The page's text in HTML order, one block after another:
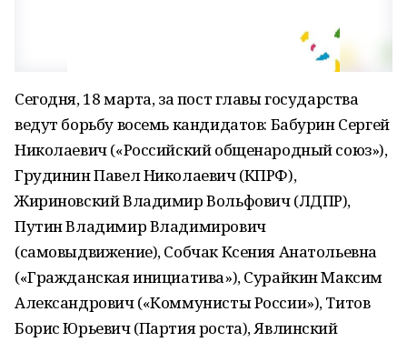
Сегодня, 18 марта, за пост главы государства
ведут борьбу восемь кандидатов: Бабурин Сергей
Николаевич («Российский общенародный союз»),
Грудинин Павел Николаевич (КПРФ),
Жириновский Владимир Вольфович (ЛДПР),
Путин Владимир Владимирович
(самовыдвижение), Собчак Ксения Анатольевна
(«Гражданская инициатива»), Сурайкин Максим
Александрович («Коммунисты России»), Титов
Борис Юрьевич (Партия роста), Явлинский